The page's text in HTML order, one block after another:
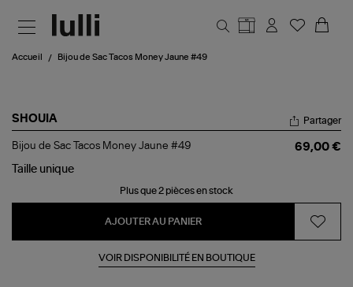
Accueil Bijou de Sac Tacos Money Jaune #49
SHOUIA
Bijou
Sac
Jaune
Partager
Bijou de Sac Tacos Money Jaune #49
69,00 €
Taille unique
Plus que 2 pièces en stock
AJOUTER AU PANIER
VOIR DISPONIBILITÉ EN BOUTIQUE